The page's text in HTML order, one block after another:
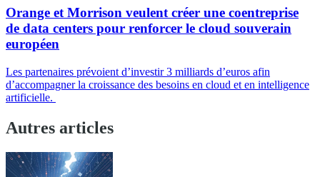
Orange et Morrison veulent créer une coentreprise
de data centers pour renforcer le cloud souverain
européen
Les partenaires prévoient d’investir 3 milliards d’euros afin
d’accompagner la croissance des besoins en cloud et en intelligence
artificielle.
Autres articles